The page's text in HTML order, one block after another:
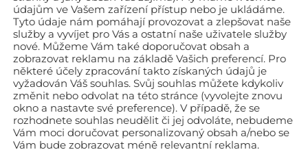
PRODUKTY
údajům ve Vašem zařízení přístup nebo je ukládáme.
Tyto údaje nám pomáhají provozovat a zlepšovat naše
služby a vyvíjet pro Vás a ostatní naše uživatele služby
nové. Můžeme Vám také doporučovat obsah a
zobrazovat reklamu na základě Vašich preferencí. Pro
některé účely zpracování takto získaných údajů je
vyžadován Váš souhlas. Svůj souhlas můžete kdykoliv
změnit nebo odvolat na této stránce (vyvolejte znovu
okno a nastavte své preference). V případě, že se
rozhodnete souhlas neudělit či jej odvoláte, nebudeme
Vám moci doručovat personalizovaný obsah a/nebo se
Vám bude zobrazovat méně relevantní reklama.